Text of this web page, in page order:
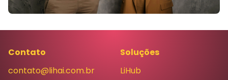
Contato
contato@lihai.com.br
Soluções
LiHub